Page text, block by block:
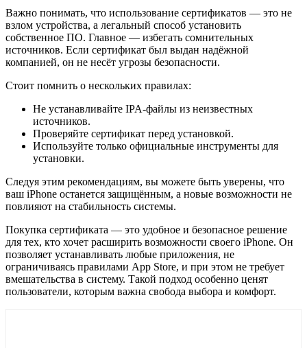
Важно понимать, что использование сертификатов — это не
взлом устройства, а легальный способ установить
собственное ПО. Главное — избегать сомнительных
источников. Если сертификат был выдан надёжной
компанией, он не несёт угрозы безопасности.
Стоит помнить о нескольких правилах:
Не устанавливайте IPA-файлы из неизвестных
источников.
Проверяйте сертификат перед установкой.
Используйте только официальные инструменты для
установки.
Следуя этим рекомендациям, вы можете быть уверены, что
ваш iPhone останется защищённым, а новые возможности не
повлияют на стабильность системы.
Покупка сертификата — это удобное и безопасное решение
для тех, кто хочет расширить возможности своего iPhone. Он
позволяет устанавливать любые приложения, не
ограничиваясь правилами App Store, и при этом не требует
вмешательства в систему. Такой подход особенно ценят
пользователи, которым важна свобода выбора и комфорт.